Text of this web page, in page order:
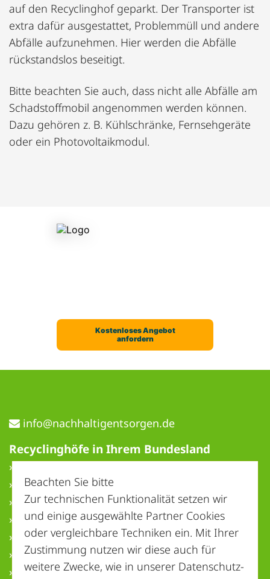
auf den Recyclinghof geparkt. Der Transporter ist
extra dafür ausgestattet, Problemmüll und andere
Abfälle aufzunehmen. Hier werden die Abfälle
rückstandslos beseitigt.
Bitte beachten Sie auch, dass nicht alle Abfälle am
Schadstoffmobil angenommen werden können.
Dazu gehören z. B. Kühlschränke, Fernsehgeräte
oder ein Photovoltaikmodul.
ed.negrostnegitlahhcan@ofni
Recyclinghöfe in Ihrem Bundesland
» Baden-Württemberg
» Bayern
» Berlin
» Brandenburg
» Bremen
» Hamburg
» Hessen
Beachten Sie bitte
Zur technischen Funktionalität setzen wir
und einige ausgewählte Partner Cookies
oder vergleichbare Techniken ein. Mit Ihrer
Zustimmung nutzen wir diese auch für
weitere Zwecke, wie in unserer Datenschutz-